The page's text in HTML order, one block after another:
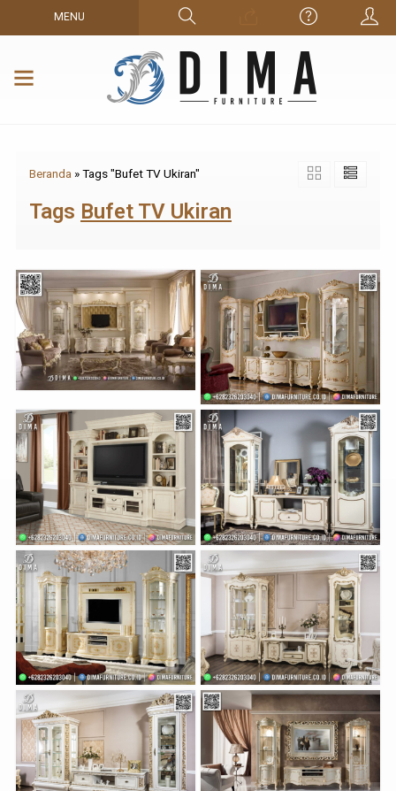
MENU
Beranda »Tags "Bufet TV Ukiran"
Tags Bufet TV Ukiran